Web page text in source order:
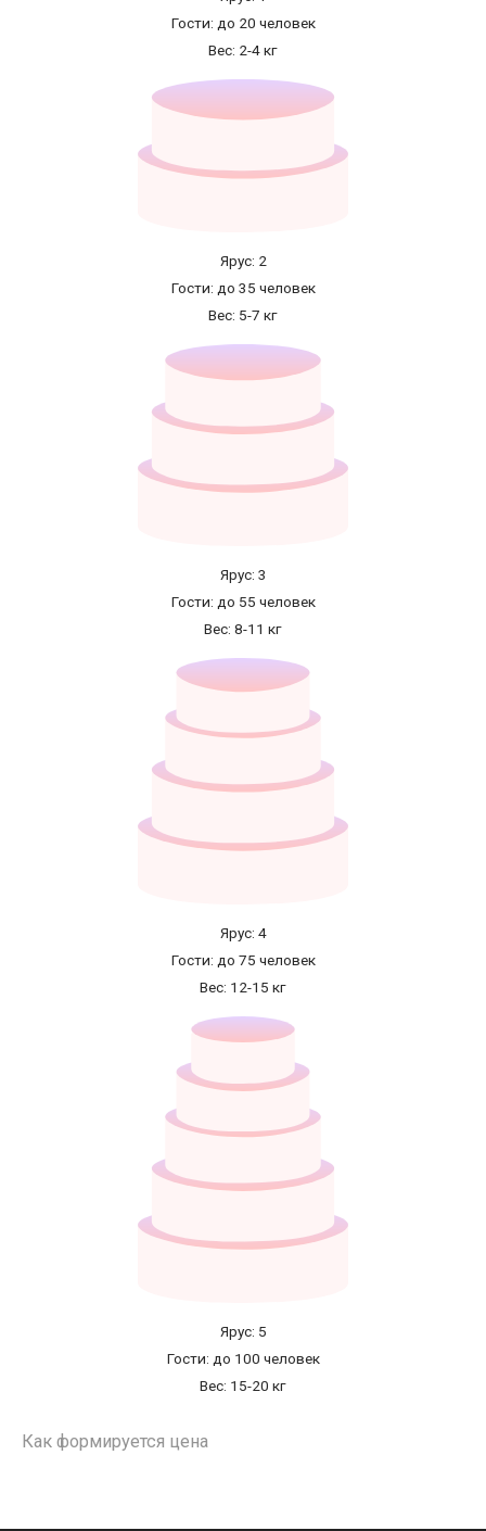
Гости: до 20 человек
Вес: 2-4 кг
Ярус: 2
Гости: до 35 человек
Вес: 5-7 кг
Ярус: 3
Гости: до 55 человек
Вес: 8-11 кг
Ярус: 4
Гости: до 75 человек
Вес: 12-15 кг
Ярус: 5
Гости: до 100 человек
Вес: 15-20 кг
Как формируется цена